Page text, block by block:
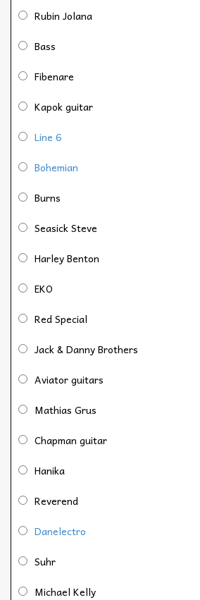
Rubin Jolana
Bass
Fibenare
Kapok guitar
Line 6
Bohemian
Burns
Seasick Steve
Harley Benton
EKO
Red Special
Jack & Danny Brothers
Aviator guitars
Mathias Grus
Chapman guitar
Hanika
Reverend
Danelectro
Suhr
Michael Kelly